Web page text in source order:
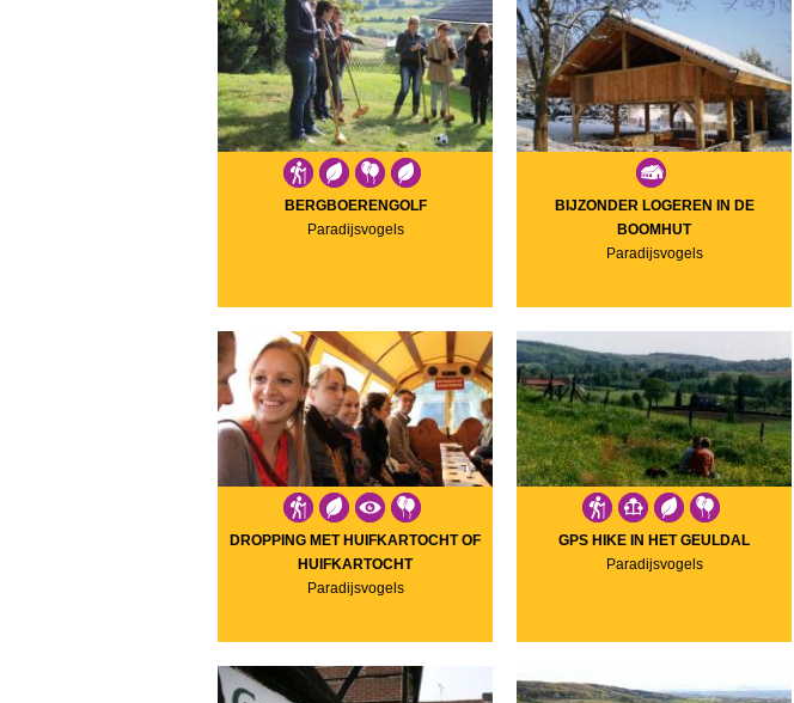
BERGBOERENGOLF
Paradijsvogels
BIJZONDER LOGEREN IN DE
BOOMHUT
Paradijsvogels
DROPPING MET HUIFKARTOCHT OF
HUIFKARTOCHT
Paradijsvogels
GPS HIKE IN HET GEULDAL
Paradijsvogels